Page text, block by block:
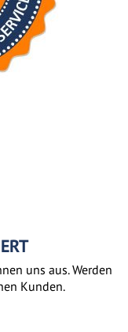
uns aus. Werden
Kunden.